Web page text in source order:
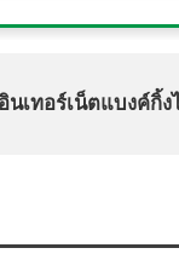
นเทอร์เน็ตแบงค์กิ้ง